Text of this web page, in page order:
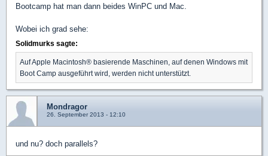
Bootcamp hat man dann beides WinPC und Mac.
Wobei ich grad sehe:
Solidmurks sagte:
Auf Apple Macintosh® basierende Maschinen, auf denen Windows mit
Boot Camp ausgeführt wird, werden nicht unterstützt.
Mondragor
26. September 2013 - 12:10
und nu? doch parallels?